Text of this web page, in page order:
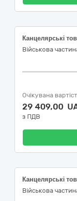
Військова
Очікувана
29 409,00
з ПДВ
Військова